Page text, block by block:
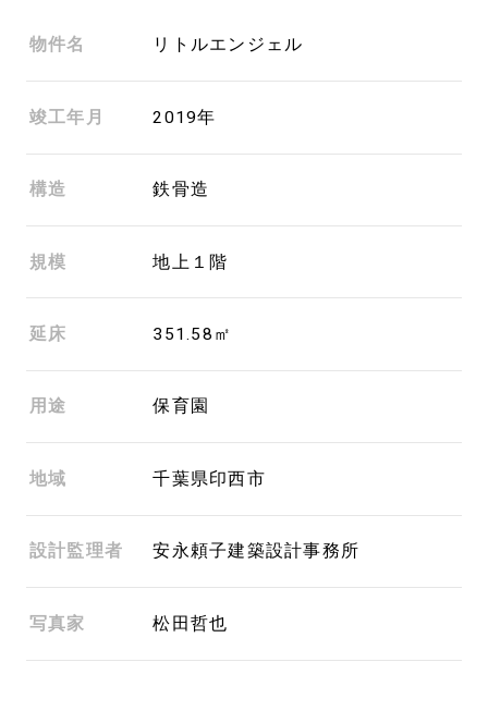
物件名 リトルエンジェル
竣工年月 2019年
構造 鉄骨造
規模 地上１階
延床 351.58㎡
用途 保育園
地域 千葉県印西市
設計監理者 安永頼子建築設計事務所
写真家 松田哲也